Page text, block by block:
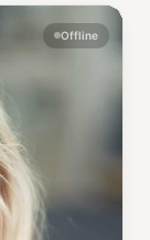
Offline